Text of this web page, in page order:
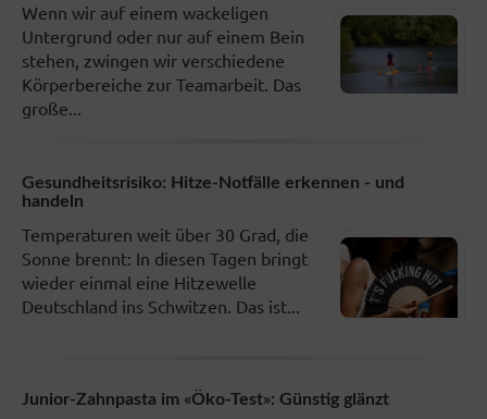
Wenn wir auf einem wackeligen
Untergrund oder nur auf einem Bein
stehen, zwingen wir verschiedene
Körperbereiche zur Teamarbeit. Das
große...
Gesundheitsrisiko: Hitze-Notfälle erkennen - und
handeln
Temperaturen weit über 30 Grad, die
Sonne brennt: In diesen Tagen bringt
wieder einmal eine Hitzewelle
Deutschland ins Schwitzen. Das ist...
Junior-Zahnpasta im «Öko-Test»: Günstig glänzt